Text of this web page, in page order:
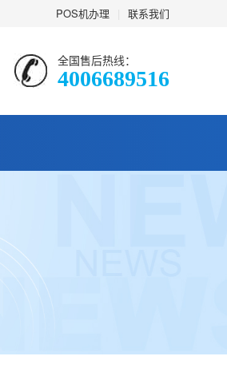
POS机办理 联系我们
全国售后热线：
4006689516